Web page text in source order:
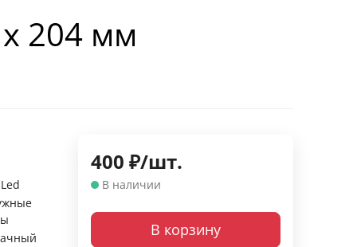
204 мм
400 ₽/шт.
В наличии
В корзину